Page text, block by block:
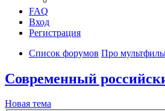
FAQ
Вход
Регистрация
Список форумов Про
Современный
Новая тема